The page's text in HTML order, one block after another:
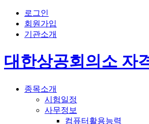
로그인
회원가입
기관소개
대한상공회의소 자
종목소개
시험일정
사무정보
컴퓨터활용능력